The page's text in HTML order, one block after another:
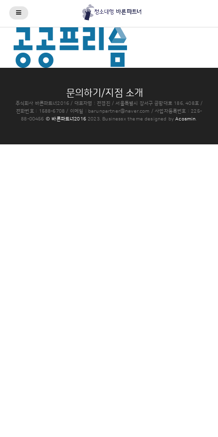
문의하기/지점 소개
주식회사 바른파트너2016 / 대표자명 : 전경진 / 서울특별시 강서구 공항대로 186, 408호 /
전화번호 : 1588-6708 / 이메일 : barunpartner@naver.com / 사업자등록번호 : 225-
88-00456 © 바른파트너20162023. Businessx theme designed byAcosmin.